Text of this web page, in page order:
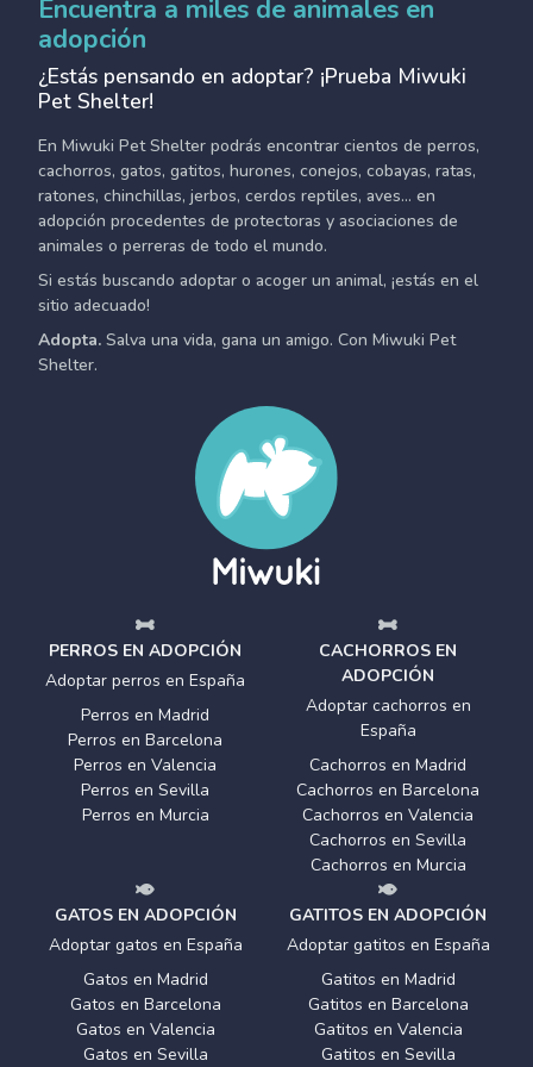
Encuentra a miles de animales en
adopción
¿Estás pensando en adoptar? ¡Prueba Miwuki
Pet Shelter!
En Miwuki Pet Shelter podrás encontrar cientos de perros,
cachorros, gatos, gatitos, hurones, conejos, cobayas, ratas,
ratones, chinchillas, jerbos, cerdos reptiles, aves... en
adopción procedentes de protectoras y asociaciones de
animales o perreras de todo el mundo.
Si estás buscando adoptar o acoger un animal, ¡estás en el
sitio adecuado!
Adopta. Salva una vida, gana un amigo. Con Miwuki Pet
Shelter.
PERROS EN ADOPCIÓN
Adoptar perros en España
Perros en Madrid
Perros en Barcelona
Perros en Valencia
Perros en Sevilla
Perros en Murcia
CACHORROS EN
ADOPCIÓN
Adoptar cachorros en
España
Cachorros en Madrid
Cachorros en Barcelona
Cachorros en Valencia
Cachorros en Sevilla
Cachorros en Murcia
GATOS EN ADOPCIÓN
Adoptar gatos en España
Gatos en Madrid
Gatos en Barcelona
Gatos en Valencia
Gatos en Sevilla
GATITOS EN ADOPCIÓN
Adoptar gatitos en España
Gatitos en Madrid
Gatitos en Barcelona
Gatitos en Valencia
Gatitos en Sevilla